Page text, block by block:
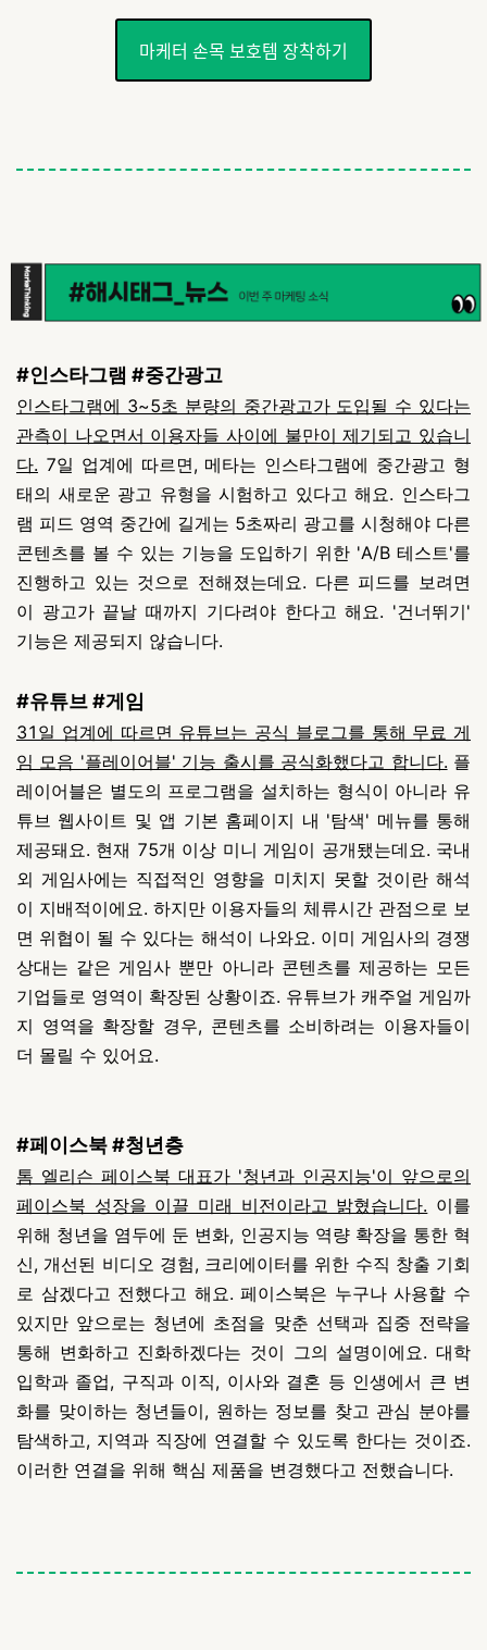
마케터 손목 보호템 장착하기
#인스타그램 #중간광고
인스타그램에 3~5초 분량의 중간광고가 도입될 수 있다는
관측이 나오면서 이용자들 사이에 불만이 제기되고 있습니
다. 7일 업계에 따르면, 메타는 인스타그램에 중간광고 형
태의 새로운 광고 유형을 시험하고 있다고 해요. 인스타그
램 피드 영역 중간에 길게는 5초짜리 광고를 시청해야 다른
콘텐츠를 볼 수 있는 기능을 도입하기 위한 'A/B 테스트'를
진행하고 있는 것으로 전해졌는데요. 다른 피드를 보려면
이 광고가 끝날 때까지 기다려야 한다고 해요. '건너뛰기'
기능은 제공되지 않습니다.
#유튜브 #게임
31일 업계에 따르면 유튜브는 공식 블로그를 통해 무료 게
임 모음 '플레이어블' 기능 출시를 공식화했다고 합니다. 플
레이어블은 별도의 프로그램을 설치하는 형식이 아니라 유
튜브 웹사이트 및 앱 기본 홈페이지 내 '탐색' 메뉴를 통해
제공돼요. 현재 75개 이상 미니 게임이 공개됐는데요. 국내
외 게임사에는 직접적인 영향을 미치지 못할 것이란 해석
이 지배적이에요. 하지만 이용자들의 체류시간 관점으로 보
면 위협이 될 수 있다는 해석이 나와요. 이미 게임사의 경쟁
상대는 같은 게임사 뿐만 아니라 콘텐츠를 제공하는 모든
기업들로 영역이 확장된 상황이죠. 유튜브가 캐주얼 게임까
지 영역을 확장할 경우, 콘텐츠를 소비하려는 이용자들이
더 몰릴 수 있어요.
#페이스북 #청년층
톰 엘리슨 페이스북 대표가 '청년과 인공지능'이 앞으로의
페이스북 성장을 이끌 미래 비전이라고 밝혔습니다. 이를
위해 청년을 염두에 둔 변화, 인공지능 역량 확장을 통한 혁
신, 개선된 비디오 경험, 크리에이터를 위한 수직 창출 기회
로 삼겠다고 전했다고 해요.페이스북은 누구나 사용할 수
있지만 앞으로는 청년에 초점을 맞춘 선택과 집중 전략을
통해 변화하고 진화하겠다는 것이 그의 설명이에요. 대학
입학과 졸업, 구직과 이직, 이사와 결혼 등 인생에서 큰 변
화를 맞이하는 청년들이, 원하는 정보를 찾고 관심 분야를
탐색하고, 지역과 직장에 연결할 수 있도록 한다는 것이죠.
이러한 연결을 위해 핵심 제품을 변경했다고 전했습니다.